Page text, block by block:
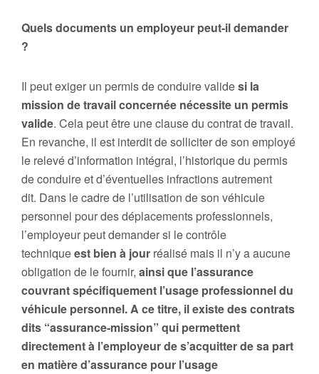
Quels documents un employeur peut-il demander
?
Il peut exiger un permis de conduire validesi la
mission de travail concernée nécessite un permis
valide. Cela peut être une clause du contrat de travail.
En revanche, il est interdit de solliciter de son employé
le relevé d’information intégral, l’historique du permis
de conduire et d’éventuelles infractions autrement
dit. Dans le cadre de l’utilisation de son véhicule
personnel pour des déplacements professionnels,
l’employeur peut demander si le contrôle
techniqueest bien à jour réalisé mais il n’y a aucune
obligation de le fournir, ainsi que l’assurance
couvrant spécifiquement l’usage professionnel du
véhicule personnel. A ce titre, il existe des contrats
dits “assurance-mission” qui permettent
directement à l’employeur de s’acquitter de sa part
en matière d’assurance pour l’usage